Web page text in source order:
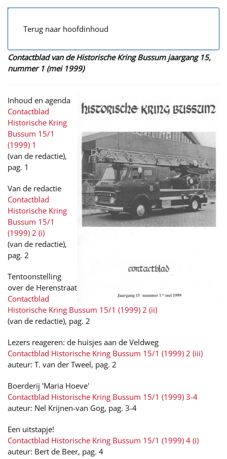
Terug naar hoofdinhoud
Contactblad van de Historische Kring Bussum jaargang 15,
nummer 1 (mei 1999)
Inhoud en agenda
Contactblad
Historische Kring
Bussum 15/1
(1999) 1
(van de redactie),
pag. 1
Van de redactie
Contactblad
Historische Kring
Bussum 15/1
(1999) 2 (i)
(van de redactie),
pag. 2
Tentoonstelling
over de Herenstraat
Contactblad
Historische Kring Bussum 15/1 (1999) 2 (ii)
(van de redactie), pag. 2
Lezers reageren: de huisjes aan de Veldweg
Contactblad Historische Kring Bussum 15/1 (1999) 2 (iii)
auteur: T. van der Tweel, pag. 2
Boerderij 'Maria Hoeve'
Contactblad Historische Kring Bussum 15/1 (1999) 3-4
auteur: Nel Krijnen-van Gog, pag. 3-4
Een uitstapje!
Contactblad Historische Kring Bussum 15/1 (1999) 4 (i)
auteur: Bert de Beer, pag. 4